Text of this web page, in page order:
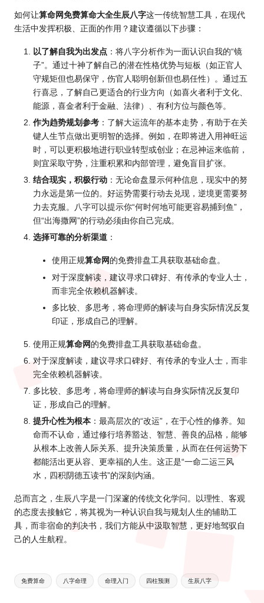
如何让算命网免费算命大全生辰八字这一传统智慧工具，在现代
生活中发挥积极、正面的作用？建议遵循以下步骤：
以了解自我为出发点 ：将八字分析作为一面认识自我的“镜
子”。通过十神了解自己的潜在性格优势与短板（如正官人
守规矩但也易保守，伤官人聪明创新但也易任性）。通过五
行喜忌，了解自己更适合的行业方向（如喜火者利于文化、
能源，喜金者利于金融、法律）、有利方位与颜色等。
作为趋势规划参考 ：了解大运流年的基本走势，有助于在关
键人生节点做出更明智的选择。例如，在即将进入用神旺运
时，可以更积极地进行职业转型或创业；在忌神运来临前，
则宜采取守势，注重积累和内部管理，避免盲目扩张。
结合现实，积极行动 ：无论命盘显示何种信息，现实中的努
力永远是第一位的。好运势需要行动去兑现，逆境更需要努
力去克服。八字可以提示你“何时何地可能更容易捕到鱼”，
但“出海撒网”的行动必须由你自己完成。
选择可靠的分析渠道 ：
使用正规算命网 的免费排盘工具获取基础命盘。
对于深度解读，建议寻求口碑好、有传承的专业人士，
而非完全依赖机器解读。
多比较、多思考，将命理师的解读与自身实际情况反复
印证，形成自己的理解。
使用正规算命网 的免费排盘工具获取基础命盘。
对于深度解读，建议寻求口碑好、有传承的专业人士，而非
完全依赖机器解读。
多比较、多思考，将命理师的解读与自身实际情况反复印
证，形成自己的理解。
提升心性为根本 ：最高层次的“改运”，在于心性的修养。知
命而不认命，通过修行培养豁达、智慧、善良的品格，能够
从根本上改善人际关系、提升决策质量，从而在任何运势下
都能活出更从容、更幸福的人生。这正是“一命二运三风
水，四积阴德五读书”的深刻内涵。
总而言之，生辰八字是一门深邃的传统文化学问。以理性、客观
的态度去接触它，将其视为一种认识自我与规划人生的辅助工
具，而非宿命的判决书，我们方能从中汲取智慧，更好地驾驭自
己的人生航程。
Tags:
免费算命 八字命理 命理入门 四柱预测 生辰八字